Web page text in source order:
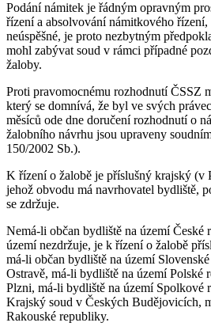
Podání námitek je řádným opravným
řízení a absolvování námitkového
neúspěšné, je proto nezbytným
mohl zabývat soud v rámci případné
žaloby.
Proti pravomocnému rozhodnutí ČSSZ
který se domnívá, že byl ve svých
měsíců ode dne doručení rozhodnutí o
žalobního návrhu jsou upraveny
150/2002 Sb.).
K řízení o žalobě je příslušný krajský (v
jehož obvodu má navrhovatel bydliště,
se zdržuje.
Nemá-li občan bydliště na území České
území nezdržuje, je k řízení o žalobě
má-li občan bydliště na území
Ostravě, má-li bydliště na území
Plzni, má-li bydliště na území Spolkové
Krajský soud v Českých Budějovicích,
Rakouské republiky.